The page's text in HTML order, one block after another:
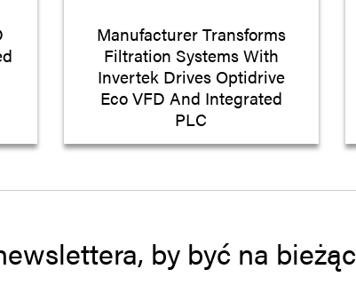
Manufacturer Transforms
Filtration Systems With
Invertek Drives Optidrive
Eco VFD And Integrated
PLC
by być na